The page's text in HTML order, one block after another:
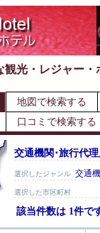
光・レジャー
地図で検索する
口コミで検索する
交通機関･旅行代
選択したジャンル 交通
選択した市区町村
該当件数は 1件で